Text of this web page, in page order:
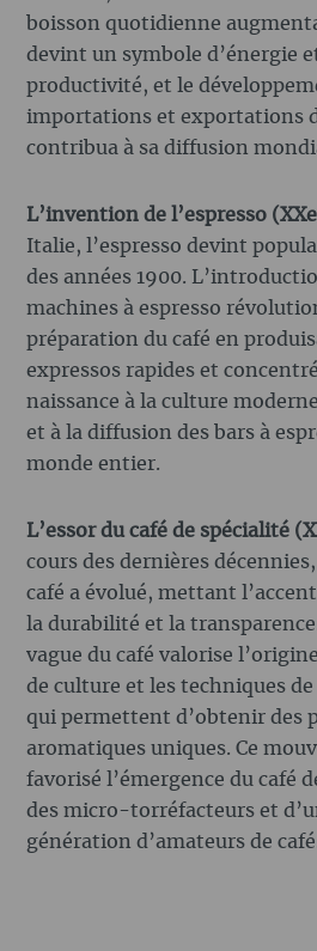
boisson quotidienne
devint un symbole d’énergie
productivité, et le
importations et exportations
contribua à sa diffusion
L’invention de l’espresso
Italie, l’espresso devint
des années 1900.
machines à espresso
préparation du café en
expressos rapides et
naissance à la culture
et à la diffusion des bars à
monde entier.
L’essor du café de spécialité
cours des dernières
café a évolué, mettant
la durabilité et la
vague du café valorise
de culture et les techniques
qui permettent d’obtenir des
aromatiques uniques. Ce
favorisé l’émergence du café
des micro-torréfacteurs et
génération d’amateurs de